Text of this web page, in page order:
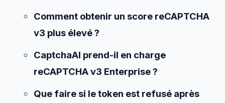
Comment obtenir un score reCAPTCHA
v3 plus élevé ?
CaptchaAI prend-il en charge
reCAPTCHA v3 Enterprise ?
Que faire si le token est refusé après